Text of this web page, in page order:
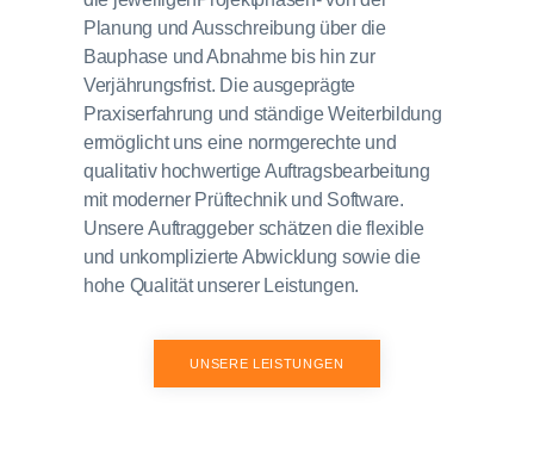
Planung und Ausschreibung über die
Bauphase und Abnahme bis hin zur
Verjährungsfrist. Die ausgeprägte
Praxiserfahrung und ständige Weiterbildung
ermöglicht uns eine normgerechte und
qualitativ hochwertige Auftragsbearbeitung
mit moderner Prüftechnik und Software.
Unsere Auftraggeber schätzen die flexible
und unkomplizierte Abwicklung sowie die
hohe Qualität unserer Leistungen.
UNSERE LEISTUNGEN